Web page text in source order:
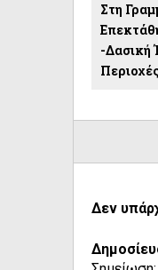
Στη
-δασική
Δεν